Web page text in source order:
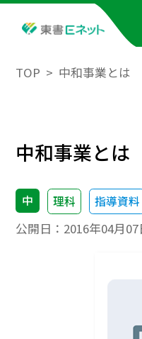
TOP 中和事業とは
中和事業とは
中 理科 指導資料
公開日： 2016年04月07